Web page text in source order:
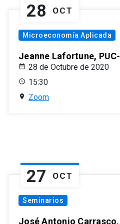
28 OCT
Microeconomía Aplicada
Jeanne Lafortune,
28 de Octubre de 2020
15:30
Zoom
27 OCT
Seminarios
José Antonio Carrasco,